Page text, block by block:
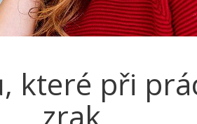
které při
zrak